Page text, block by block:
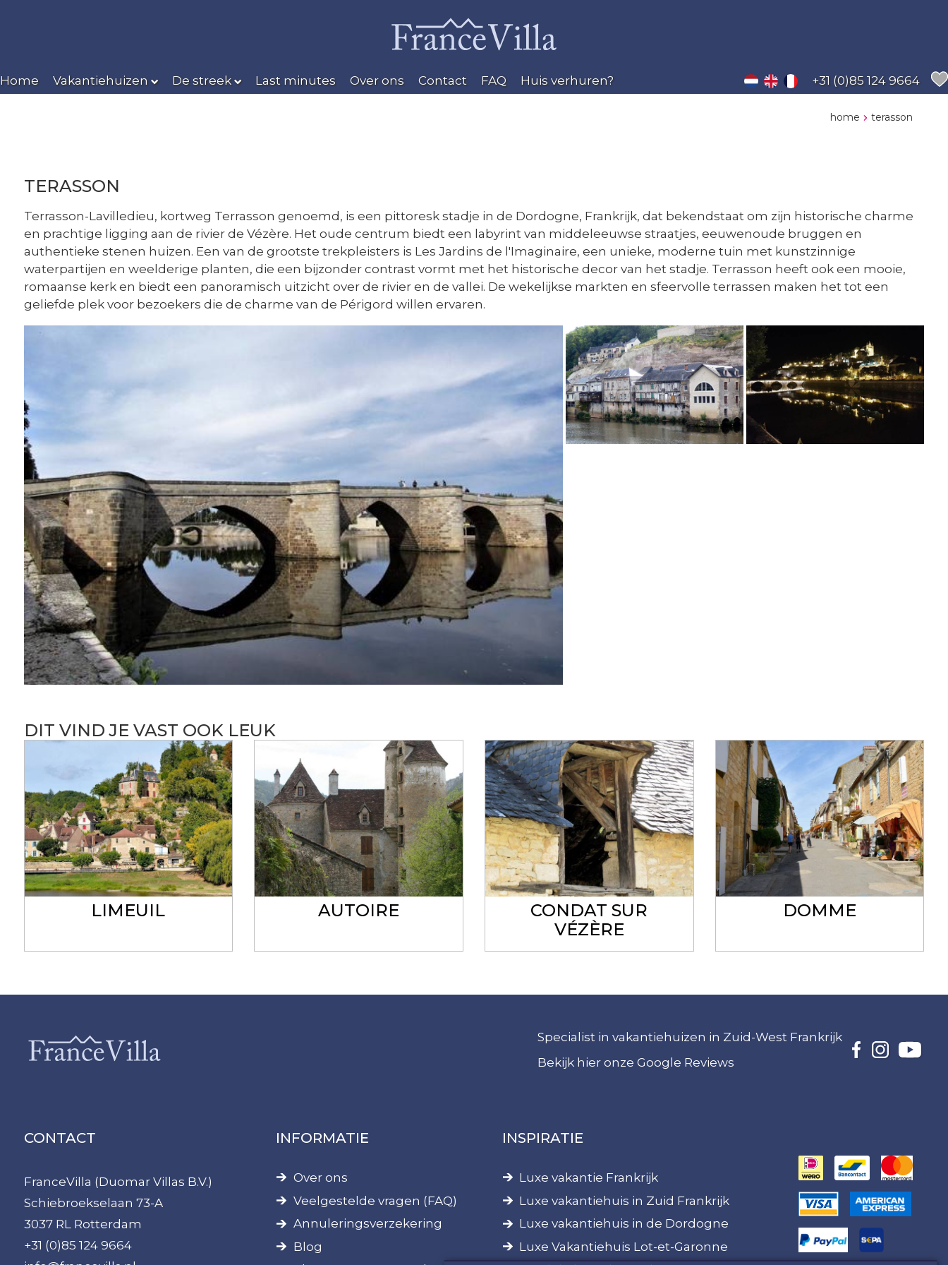
Home Vakantiehuizen De streek Last minutes Over ons Contact FAQ Huis verhuren? +31 (0)85 124 9664
home terasson
TERASSON
Terrasson-Lavilledieu, kortweg Terrasson genoemd, is een pittoresk stadje in de Dordogne, Frankrijk, dat bekendstaat om zijn historische charme
en prachtige ligging aan de rivier de Vézère. Het oude centrum biedt een labyrint van middeleeuwse straatjes, eeuwenoude bruggen en
authentieke stenen huizen. Een van de grootste trekpleisters is Les Jardins de l'Imaginaire, een unieke, moderne tuin met kunstzinnige
waterpartijen en weelderige planten, die een bijzonder contrast vormt met het historische decor van het stadje. Terrasson heeft ook een mooie,
romaanse kerk en biedt een panoramisch uitzicht over de rivier en de vallei. De wekelijkse markten en sfeervolle terrassen maken het tot een
geliefde plek voor bezoekers die de charme van de Périgord willen ervaren.
DIT VIND JE VAST OOK LEUK
LIMEUIL AUTOIRE
CONDAT SUR
VÉZÈRE
DOMME
Specialist in vakantiehuizen in Zuid-West Frankrijk
Bekijk hier onze Google Reviews
CONTACT
FranceVilla (Duomar Villas B.V.)
Schiebroekselaan 73-A
3037 RL Rotterdam
+31 (0)85 124 9664
INFORMATIE
Over ons
Veelgestelde vragen (FAQ)
Annuleringsverzekering
Blog
INSPIRATIE
Luxe vakantie Frankrijk
Luxe vakantiehuis in Zuid Frankrijk
Luxe vakantiehuis in de Dordogne
Luxe Vakantiehuis Lot-et-Garonne